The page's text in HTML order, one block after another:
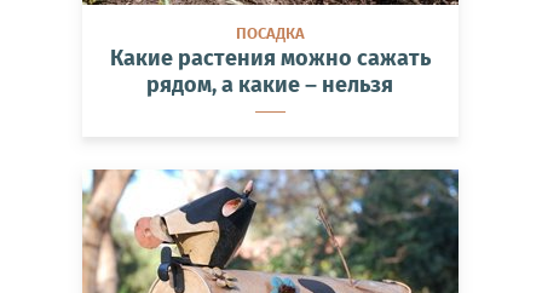
ПОСАДКА
Какие растения можно сажать
рядом, а какие – нельзя